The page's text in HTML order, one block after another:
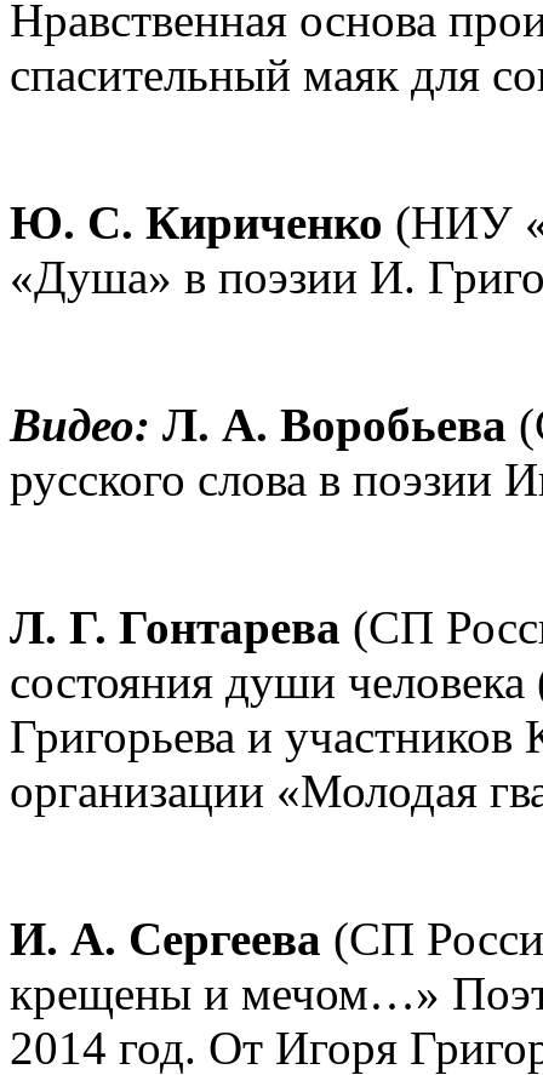
Нравственная основа
спасительный маяк для
Ю. С. Кириченко (НИУ
«Душа» в поэзии И.
Видео: Л. А. Воробьева
русского слова в поэзии
Л. Г. Гонтарева (СП
состояния души
Григорьева и
организации «Молодая
И. А. Сергеева (СП
крещены и мечом…»
2014 год. От Игоря